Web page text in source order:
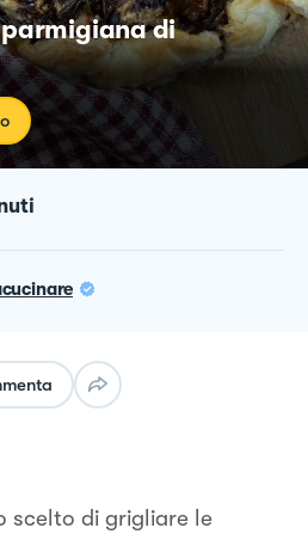
di
scelto di grigliare le